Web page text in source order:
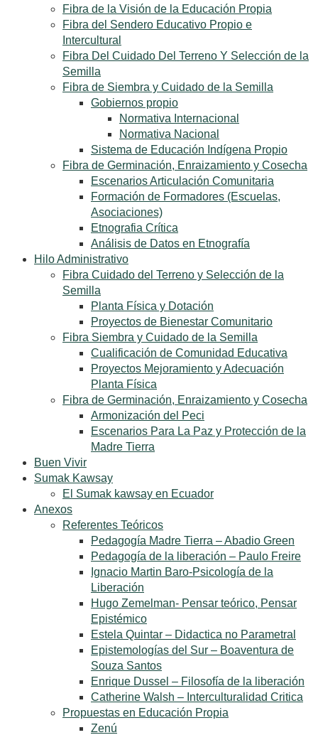
Fibra de la Visión de la Educación Propia
Fibra del Sendero Educativo Propio e
Intercultural
Fibra Del Cuidado Del Terreno Y Selección de la
Semilla
Fibra de Siembra y Cuidado de la Semilla
Gobiernos propio
Normativa Internacional
Normativa Nacional
Sistema de Educación Indígena Propio
Fibra de Germinación, Enraizamiento y Cosecha
Escenarios Articulación Comunitaria
Formación de Formadores (Escuelas,
Asociaciones)
Etnografia Crítica
Análisis de Datos en Etnografía
Hilo Administrativo
Fibra Cuidado del Terreno y Selección de la
Semilla
Planta Física y Dotación
Proyectos de Bienestar Comunitario
Fibra Siembra y Cuidado de la Semilla
Cualificación de Comunidad Educativa
Proyectos Mejoramiento y Adecuación
Planta Física
Fibra de Germinación, Enraizamiento y Cosecha
Armonización del Peci
Escenarios Para La Paz y Protección de la
Madre Tierra
Buen Vivir
Sumak Kawsay
El Sumak kawsay en Ecuador
Anexos
Referentes Teóricos
Pedagogía Madre Tierra – Abadio Green
Pedagogía de la liberación – Paulo Freire
Ignacio Martin Baro-Psicología de la
Liberación
Hugo Zemelman- Pensar teórico, Pensar
Epistémico
Estela Quintar – Didactica no Parametral
Epistemologías del Sur – Boaventura de
Souza Santos
Enrique Dussel – Filosofía de la liberación
Catherine Walsh – Interculturalidad Critica
Propuestas en Educación Propia
Zenú